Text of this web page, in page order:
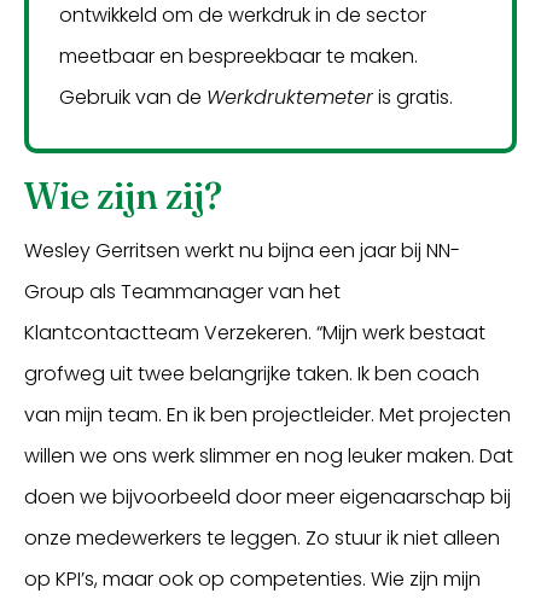
ontwikkeld om de werkdruk in de sector
meetbaar en bespreekbaar te maken.
Gebruik van de Werkdruktemeteris gratis.
Wie zijn zij?
Wesley Gerritsen werkt nu bijna een jaar bij NN-
Group als Teammanager van het
Klantcontactteam Verzekeren. “Mijn werk bestaat
grofweg uit twee belangrijke taken. Ik ben coach
van mijn team. En ik ben projectleider. Met projecten
willen we ons werk slimmer en nog leuker maken. Dat
doen we bijvoorbeeld door meer eigenaarschap bij
onze medewerkers te leggen. Zo stuur ik niet alleen
op KPI’s, maar ook op competenties. Wie zijn mijn